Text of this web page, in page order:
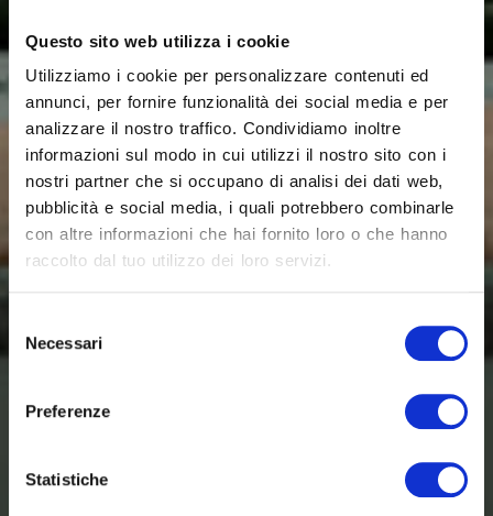
Questo sito web utilizza i cookie
Utilizziamo i cookie per personalizzare contenuti ed
annunci, per fornire funzionalità dei social media e per
analizzare il nostro traffico. Condividiamo inoltre
informazioni sul modo in cui utilizzi il nostro sito con i
nostri partner che si occupano di analisi dei dati web,
pubblicità e social media, i quali potrebbero combinarle
con altre informazioni che hai fornito loro o che hanno
raccolto dal tuo utilizzo dei loro servizi.
delNecessari
Preferenze
Statistiche